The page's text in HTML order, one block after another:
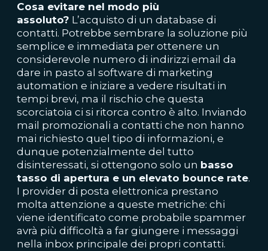
Cosa evitare nel modo più
assoluto? L’acquisto di un database di
contatti. Potrebbe sembrare la soluzione più
semplice e immediata per ottenere un
considerevole numero di indirizzi email da
dare in pasto al software di marketing
automation e iniziare a vedere risultati in
tempi brevi, ma il rischio che questa
scorciatoia ci si ritorca contro è alto. Inviando
mail promozionali a contatti che non hanno
mai richiesto quel tipo di informazioni, e
dunque potenzialmente del tutto
disinteressati, si ottengono solo un basso
tasso di apertura e un elevato bounce rate.
I provider di posta elettronica prestano
molta attenzione a queste metriche: chi
viene identificato come probabile spammer
avrà più difficoltà a far giungere i messaggi
nella inbox principale dei propri contatti.